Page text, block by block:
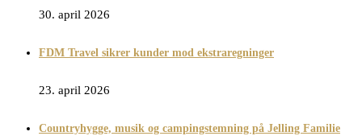
30. april 2026
FDM Travel sikrer kunder mod ekstraregninger
23. april 2026
Countryhygge, musik og campingstemning på Jelling Familie